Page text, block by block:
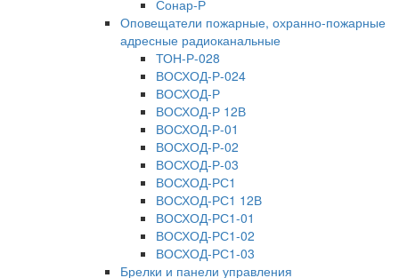
Сонар-Р
Оповещатели пожарные, охранно-пожарные
адресные радиоканальные
ТОН-Р-028
ВОСХОД-Р-024
ВОСХОД-Р
ВОСХОД-Р 12В
ВОСХОД-Р-01
ВОСХОД-Р-02
ВОСХОД-Р-03
ВОСХОД-РС1
ВОСХОД-РС1 12В
ВОСХОД-РС1-01
ВОСХОД-РС1-02
ВОСХОД-РС1-03
Брелки и панели управления